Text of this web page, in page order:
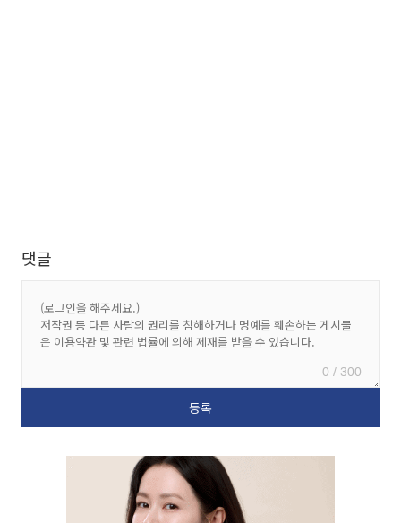
댓글
0 / 300